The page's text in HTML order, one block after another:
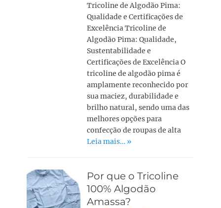
Tricoline de Algodão Pima:
Qualidade e Certificações de
Excelência Tricoline de
Algodão Pima: Qualidade,
Sustentabilidade e
Certificações de Excelência O
tricoline de algodão pima é
amplamente reconhecido por
sua maciez, durabilidade e
brilho natural, sendo uma das
melhores opções para
confecção de roupas de alta
Leia mais… »
Por que o Tricoline
100% Algodão
Amassa?